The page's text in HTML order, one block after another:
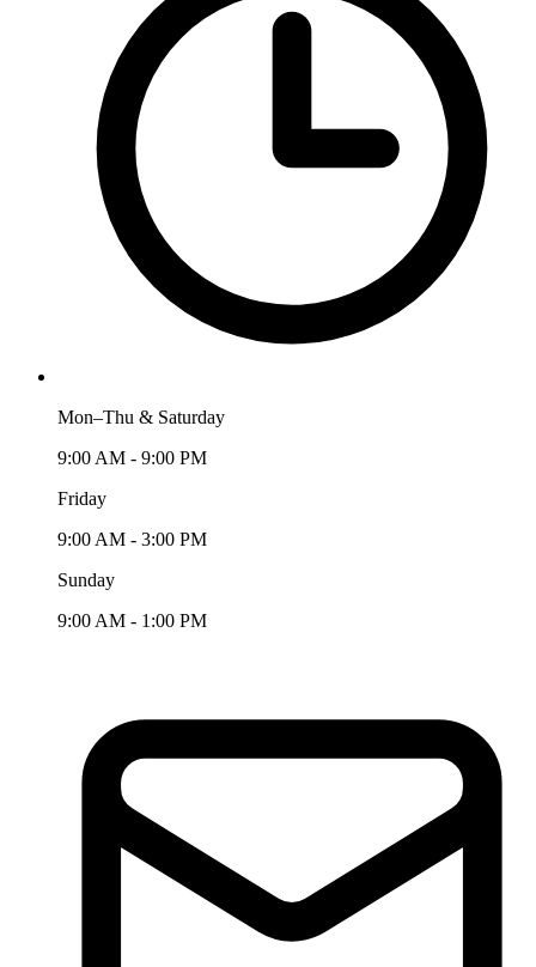
Mon–Thu & Saturday
9:00 AM - 9:00 PM
Friday
9:00 AM - 3:00 PM
Sunday
9:00 AM - 1:00 PM